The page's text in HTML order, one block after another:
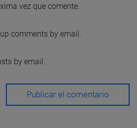
vez que comente.
comments by email.
by email.